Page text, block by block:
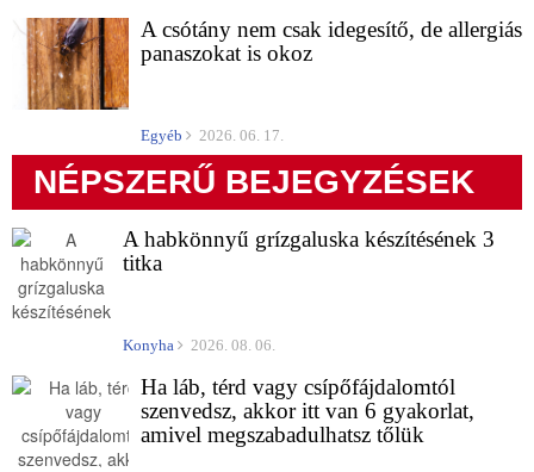
A csótány nem csak idegesítő, de allergiás
panaszokat is okoz
Egyéb 2026. 06. 17.
NÉPSZERŰ BEJEGYZÉSEK
A habkönnyű grízgaluska készítésének 3
titka
Konyha 2026. 08. 06.
Ha láb, térd vagy csípőfájdalomtól
szenvedsz, akkor itt van 6 gyakorlat,
amivel megszabadulhatsz tőlük